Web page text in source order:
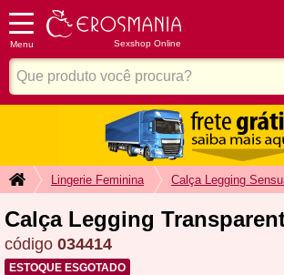
Menu Sexshop Online
Lingerie Feminina Calça Legging
Calça Legging
código 034414
ESTOQUE ESGOTADO